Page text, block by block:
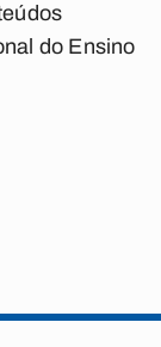
do Ensino